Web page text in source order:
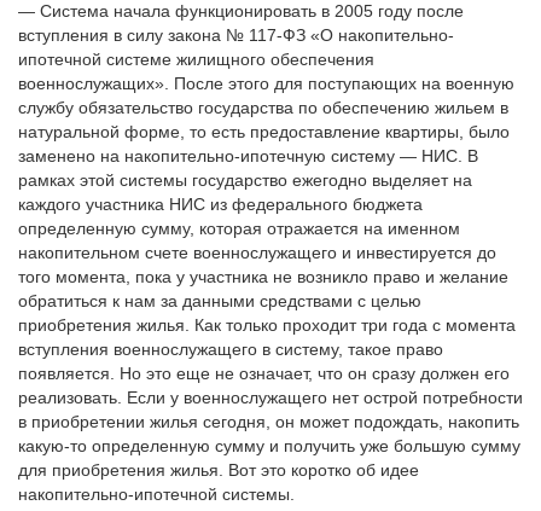
— Система начала функционировать в 2005 году после
вступления в силу закона № 117-ФЗ «О накопительно-
ипотечной системе жилищного обеспечения
военнослужащих». После этого для поступающих на военную
службу обязательство государства по обеспечению жильем в
натуральной форме, то есть предоставление квартиры, было
заменено на накопительно-ипотечную систему — НИС. В
рамках этой системы государство ежегодно выделяет на
каждого участника НИС из федерального бюджета
определенную сумму, которая отражается на именном
накопительном счете военнослужащего и инвестируется до
того момента, пока у участника не возникло право и желание
обратиться к нам за данными средствами с целью
приобретения жилья. Как только проходит три года с момента
вступления военнослужащего в систему, такое право
появляется. Но это еще не означает, что он сразу должен его
реализовать. Если у военнослужащего нет острой потребности
в приобретении жилья сегодня, он может подождать, накопить
какую-то определенную сумму и получить уже большую сумму
для приобретения жилья. Вот это коротко об идее
накопительно-ипотечной системы.